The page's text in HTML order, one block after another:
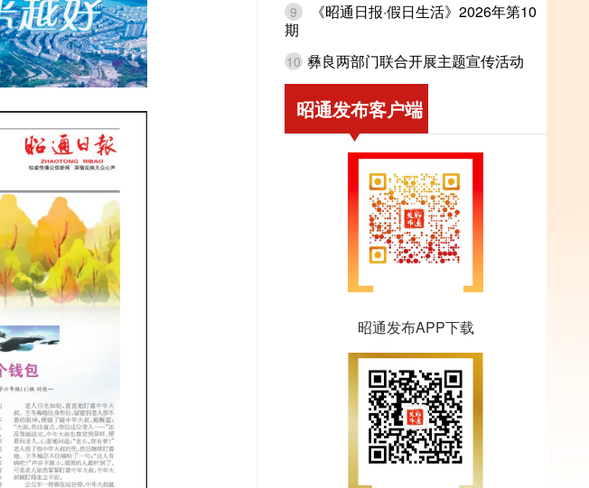
9
《昭通日报·假日生活》2026年第10
期
10 彝良两部门联合开展主题宣传活动
昭通发布客户端
昭通发布APP下载